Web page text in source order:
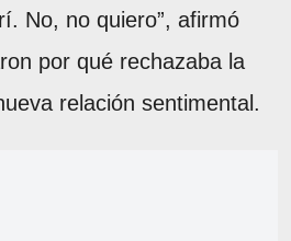
No, no quiero”, afirmó
por qué rechazaba la
relación sentimental.